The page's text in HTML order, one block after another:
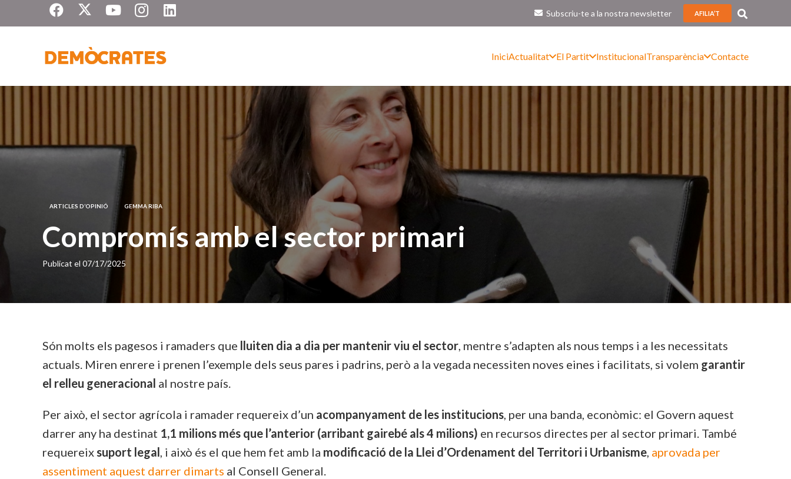
Subscriu-te a la nostra newsletter AFILIA’T
IniciActualitat El Partit InstitucionalTransparència Contacte
ARTICLES D’OPINIÓ GEMMA RIBA
Compromís amb el sector primari
Publicat el 07/17/2025
Són molts els pagesos i ramaders que lluiten dia a dia per mantenir viu el sector, mentre s’adapten als nous temps i a les necessitats
actuals. Miren enrere i prenen l’exemple dels seus pares i padrins, però a la vegada necessiten noves eines i facilitats, si volem garantir
el relleu generacional al nostre país.
Per això, el sector agrícola i ramader requereix d’un acompanyament de les institucions, per una banda, econòmic: el Govern aquest
darrer any ha destinat 1,1 milions més que l’anterior (arribant gairebé als 4 milions) en recursos directes per al sector primari. També
requereixsuport legal, i això és el que hem fet amb la modificació de la Llei d’Ordenament del Territori i Urbanisme, aprovada per
assentiment aquest darrer dimarts al Consell General.